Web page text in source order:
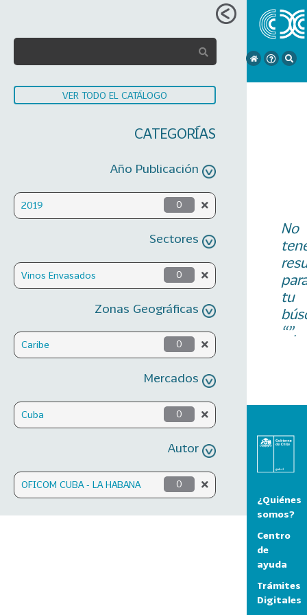
VER TODO EL CATÁLOGO
CATEGORÍAS
Año Publicación
2019 0
Sectores
Vinos Envasados 0
Zonas Geográficas
Caribe 0
Mercados
Cuba 0
Autor
OFICOM CUBA - LA HABANA 0
No
tu
“”.
¿Quiénes
somos?
Centro
de
ayuda
Trámites
Digitales